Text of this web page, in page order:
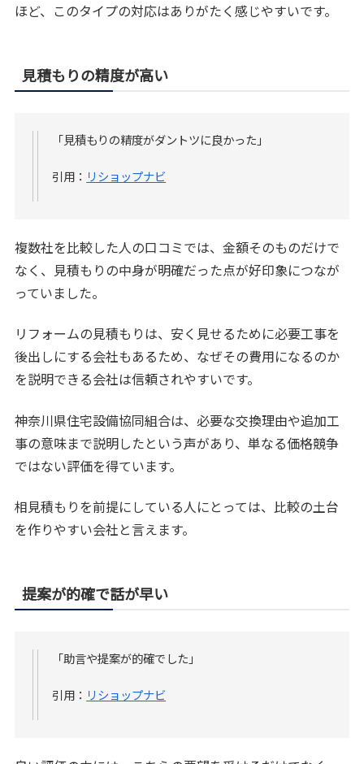
ほど、このタイプの対応はありがたく感じやすいです。
見積もりの精度が高い
「見積もりの精度がダントツに良かった」
引用： リショップナビ
複数社を比較した人の口コミでは、金額そのものだけで
なく、見積もりの中身が明確だった点が好印象につなが
っていました。
リフォームの見積もりは、安く見せるために必要工事を
後出しにする会社もあるため、なぜその費用になるのか
を説明できる会社は信頼されやすいです。
神奈川県住宅設備協同組合は、必要な交換理由や追加工
事の意味まで説明したという声があり、単なる価格競争
ではない評価を得ています。
相見積もりを前提にしている人にとっては、比較の土台
を作りやすい会社と言えます。
提案が的確で話が早い
「助言や提案が的確でした」
引用： リショップナビ